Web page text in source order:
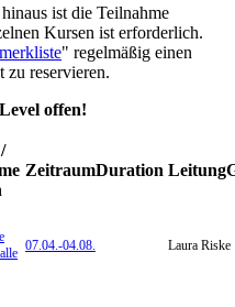
ist die Teilnahme
Kursen ist erforderlich.
" regelmäßig einen
zu reservieren.
offen!
ZeitraumDuration Leitung
07.04.-04.08. Laura Riske